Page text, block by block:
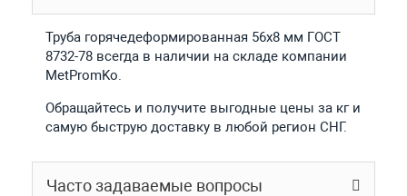
Труба горячедеформированная 56х8 мм ГОСТ
8732-78 всегда в наличии на складе компании
MetPromKo.
Обращайтесь и получите выгодные цены за кг и
самую быструю доставку в любой регион СНГ.
Часто задаваемые вопросы